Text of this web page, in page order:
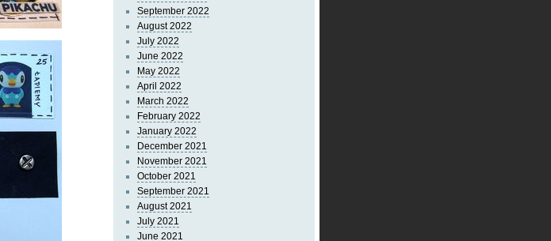
September 2022
August 2022
July 2022
June 2022
May 2022
April 2022
March 2022
February 2022
January 2022
December 2021
November 2021
October 2021
September 2021
August 2021
July 2021
June 2021